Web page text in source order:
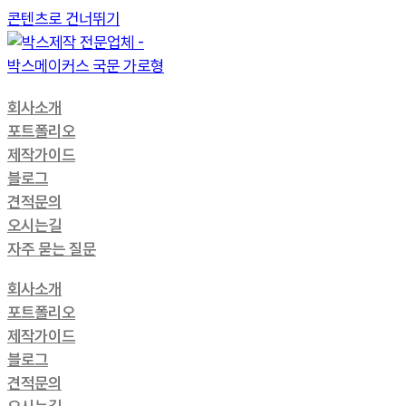
콘텐츠로 건너뛰기
회사소개
포트폴리오
제작가이드
블로그
견적문의
오시는길
자주 묻는 질문
회사소개
포트폴리오
제작가이드
블로그
견적문의